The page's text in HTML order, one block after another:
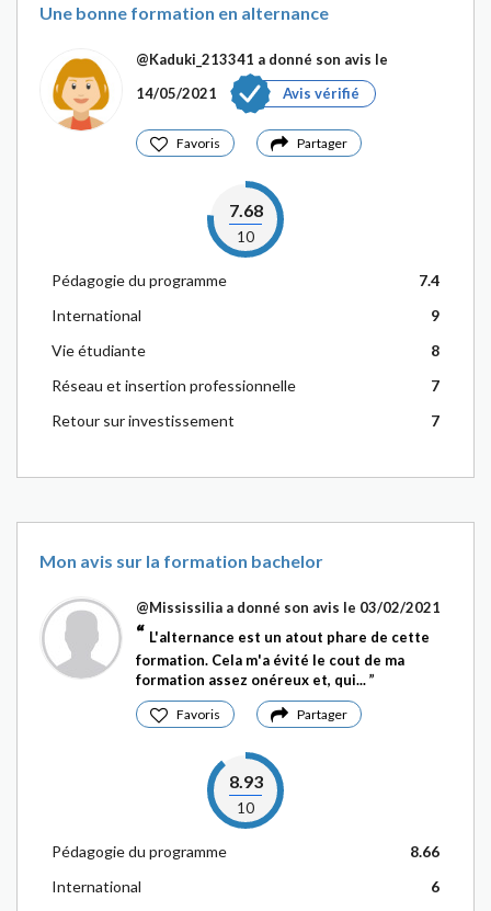
Une bonne formation en alternance
@Kaduki_213341 a donné son avis le
14/05/2021
Avis vérifié
Favoris Partager
7.68
10
Pédagogie du programme
7.4
International
9
Vie étudiante
8
Réseau et insertion professionnelle
7
Retour sur investissement
7
Mon avis sur la formation bachelor
@Mississilia a donné son avis le 03/02/2021
L'alternance est un atout phare de cette
formation. Cela m'a évité le cout de ma
formation assez onéreux et, qui...
Favoris Partager
8.93
10
Pédagogie du programme
8.66
International
6